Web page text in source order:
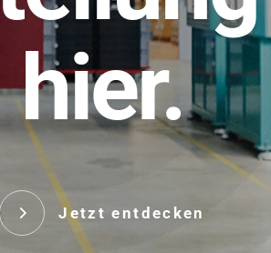
hier.
Jetzt entdecken
Das innovative
robust, IP-
Jetzt